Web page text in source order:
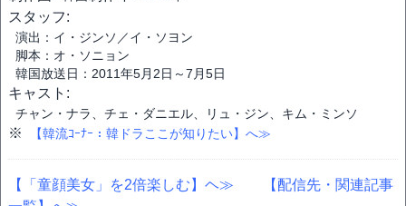
スタッフ:
演出：イ・ジンソ／イ・ソヨン
脚本：オ・ソニョン
韓国放送日：2011年5月2日～7月5日
キャスト:
チャン・ナラ、チェ・ダニエル、リュ・ジン、キム・ミンソ
※ 【韓流ｺｰﾅｰ：韓ドラここが知りたい】へ≫
【「童顔美女」を2倍楽しむ】ヘ≫
【配信先・関連記事